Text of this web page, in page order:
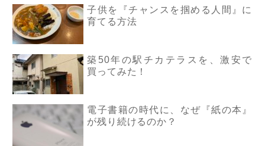
子供を『チャンスを掴める人間』に
育てる方法
築50年の駅チカテラスを、激安で
買ってみた！
電子書籍の時代に、なぜ『紙の本』
が残り続けるのか？